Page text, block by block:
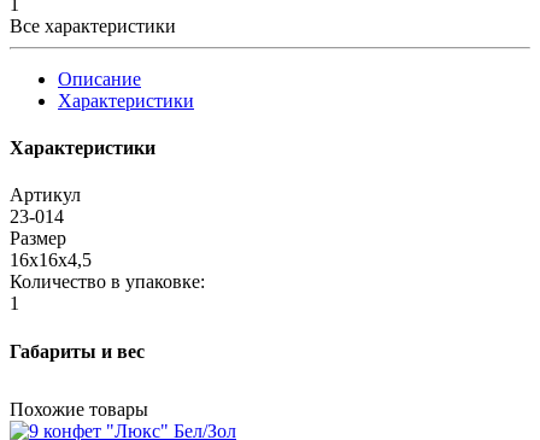
Все характеристики
Описание
Характеристики
Характеристики
Артикул
23-014
Размер
16х16х4,5
Количество в упаковке:
1
Габариты и вес
Похожие товары